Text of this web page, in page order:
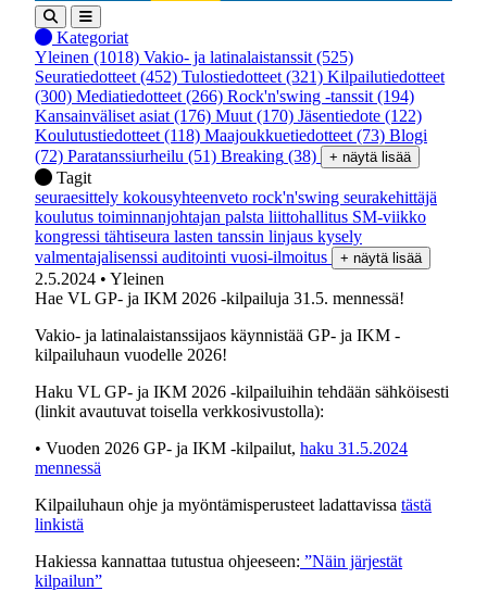
Kategoriat
Yleinen (1018) Vakio- ja latinalaistanssit (525)
Seuratiedotteet (452) Tulostiedotteet (321) Kilpailutiedotteet
(300) Mediatiedotteet (266) Rock'n'swing -tanssit (194)
Kansainväliset asiat (176) Muut (170) Jäsentiedote (122)
Koulutustiedotteet (118) Maajoukkuetiedotteet (73) Blogi
(72) Paratanssiurheilu (51) Breaking (38) + näytä lisää
Tagit
seuraesittely kokousyhteenveto rock'n'swing seurakehittäjä
koulutus toiminnanjohtajan palsta liittohallitus SM-viikko
kongressi tähtiseura lasten tanssin linjaus kysely
valmentajalisenssi auditointi vuosi-ilmoitus + näytä lisää
2.5.2024 • Yleinen
Hae VL GP- ja IKM 2026 -kilpailuja 31.5. mennessä!
Vakio- ja latinalaistanssijaos käynnistää GP- ja IKM -
kilpailuhaun vuodelle 2026!
Haku VL GP- ja IKM 2026 -kilpailuihin tehdään sähköisesti
(linkit avautuvat toisella verkkosivustolla):
• Vuoden 2026 GP- ja IKM -kilpailut, haku 31.5.2024
mennessä
Kilpailuhaun ohje ja myöntämisperusteet ladattavissa tästä
linkistä
Hakiessa kannattaa tutustua ohjeeseen: ”Näin järjestät
kilpailun”